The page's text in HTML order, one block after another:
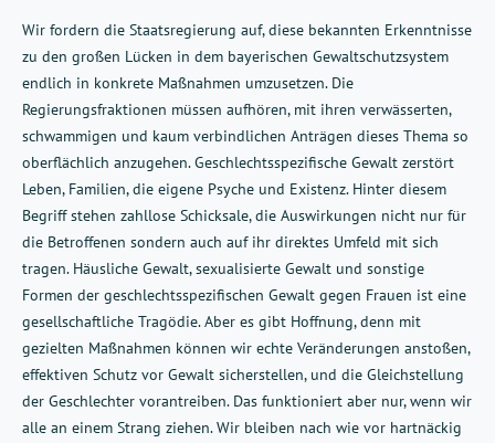
Wir fordern die Staatsregierung auf, diese bekannten Erkenntnisse
zu den großen Lücken in dem bayerischen Gewaltschutzsystem
endlich in konkrete Maßnahmen umzusetzen. Die
Regierungsfraktionen müssen aufhören, mit ihren verwässerten,
schwammigen und kaum verbindlichen Anträgen dieses Thema so
oberflächlich anzugehen. Geschlechtsspezifische Gewalt zerstört
Leben, Familien, die eigene Psyche und Existenz. Hinter diesem
Begriff stehen zahllose Schicksale, die Auswirkungen nicht nur für
die Betroffenen sondern auch auf ihr direktes Umfeld mit sich
tragen. Häusliche Gewalt, sexualisierte Gewalt und sonstige
Formen der geschlechtsspezifischen Gewalt gegen Frauen ist eine
gesellschaftliche Tragödie. Aber es gibt Hoffnung, denn mit
gezielten Maßnahmen können wir echte Veränderungen anstoßen,
effektiven Schutz vor Gewalt sicherstellen, und die Gleichstellung
der Geschlechter vorantreiben. Das funktioniert aber nur, wenn wir
alle an einem Strang ziehen. Wir bleiben nach wie vor hartnäckig